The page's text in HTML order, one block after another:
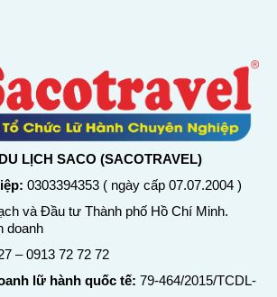
LỊCH SACO (SACOTRAVEL)
0303394353 ( ngày cấp 07.07.2004 )
và Đầu tư Thành phố Hồ Chí Minh.
doanh
–0913 72 72 72
lữ hành quốc tế: 79-464/2015/TCDL-